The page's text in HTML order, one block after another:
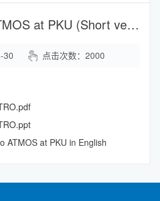
Introduction to ATMOS at PKU (Short version)
30 点击次数： 2000
ATMOS at PKU in English